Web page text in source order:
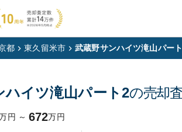
都 東久留米市 武蔵野サンハイツ滝山パー
ハイツ滝山パート2の売却
円 ～ 672万円